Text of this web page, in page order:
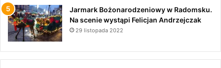
Jarmark Bożonarodzeniowy w Radomsku.
Na scenie wystąpi Felicjan Andrzejczak
29 listopada 2022